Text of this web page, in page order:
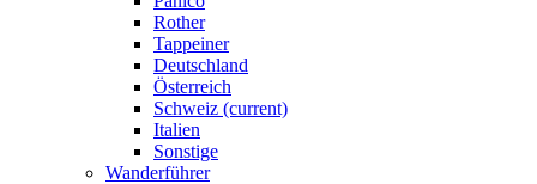
Rother
Tappeiner
Deutschland
Österreich
Schweiz (current)
Italien
Sonstige
Wanderführer